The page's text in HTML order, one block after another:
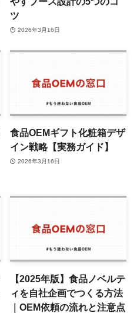
ツ
2026年3月16日
食品OEMギフト化粧箱デザ
イン戦略【実務ガイド】
2026年3月16日
【2025年版】食品ノベルテ
ィを自社企画でつくる方法
｜OEM依頼の流れと注意点